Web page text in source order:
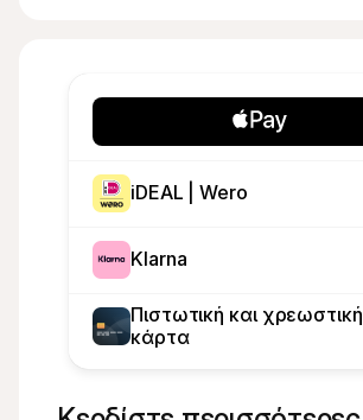
iDEAL | Wero
Klarna
Πιστωτική και χρεωστική
κάρτα